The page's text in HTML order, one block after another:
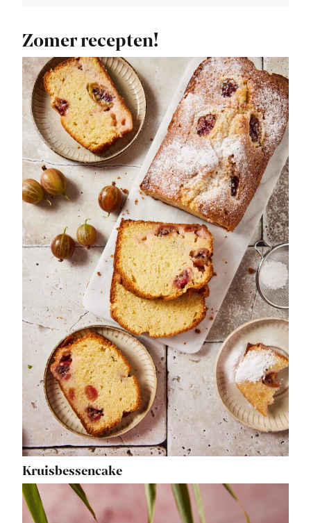
Zomer recepten!
Kruisbessencake